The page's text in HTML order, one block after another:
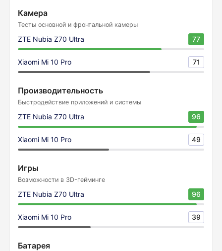
Камера
Тесты основной и фронтальной камеры
ZTE Nubia Z70 Ultra 77
Xiaomi Mi 10 Pro 71
Производительность
Быстродействие приложений и системы
ZTE Nubia Z70 Ultra 96
Xiaomi Mi 10 Pro 49
Игры
Возможности в 3D-гейминге
ZTE Nubia Z70 Ultra 96
Xiaomi Mi 10 Pro 39
Батарея